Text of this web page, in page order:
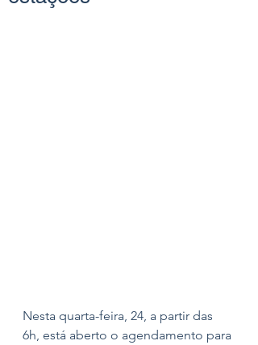
Nesta quarta-feira, 24, a partir das
6h, está aberto o agendamento para